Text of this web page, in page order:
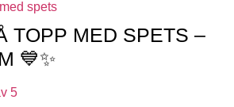
TOPP MED SPETS –
💙✨
5